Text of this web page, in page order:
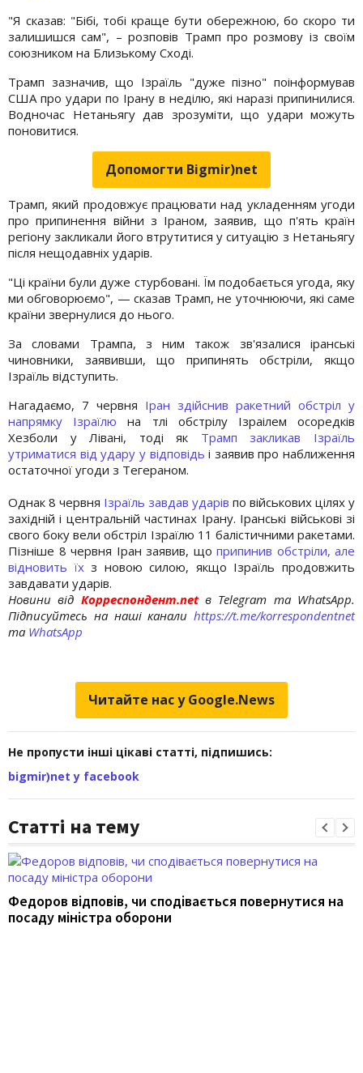
"Я сказав: "Бібі, тобі краще бути обережною, бо скоро ти
залишишся сам", – розповів Трамп про розмову із своїм
союзником на Близькому Сході.
Трамп зазначив, що Ізраїль "дуже пізно" поінформував
США про удари по Ірану в неділю, які наразі припинилися.
Водночас Нетаньягу дав зрозуміти, що удари можуть
поновитися.
Допомогти Bigmir)net
Трамп, який продовжує працювати над укладенням угоди
про припинення війни з Іраном, заявив, що п'ять країн
регіону закликали його втрутитися у ситуацію з Нетаньягу
після нещодавніх ударів.
"Ці країни були дуже стурбовані. Їм подобається угода, яку
ми обговорюємо", — сказав Трамп, не уточнюючи, які саме
країни звернулися до нього.
За словами Трампа, з ним також зв'язалися іранські
чиновники, заявивши, що припинять обстріли, якщо
Ізраїль відступить.
Нагадаємо, 7 червня Іран здійснив ракетний обстріл у
напрямку Ізраїлю на тлі обстрілу Ізраілем осоредків
Хезболи у Лівані, тоді як Трамп закликав Ізраїль
утриматися від удару у відповідь і заявив про наближення
остаточної угоди з Тегераном.
Однак 8 червня Ізраїль завдав ударів по військових цілях у
західній і центральній частинах Ірану. Іранські військові зі
свого боку вели обстріл Ізраїлю 11 балістичними ракетами.
Пізніше 8 червня Іран заявив, що припинив обстріли, але
відновить їх з новою силою, якщо Ізраїль продовжить
завдавати ударів.
Новини від Корреспондент.netв Telegram та WhatsApp.
Підписуйтесь на наші канали https://t.me/korrespondentnet
та WhatsApp
Читайте нас у Google.News
Не пропусти інші цікаві статті, підпишись:
bigmir)net у facebook
Статті на тему
Федоров відповів, чи сподівається повернутися на
посаду міністра оборони